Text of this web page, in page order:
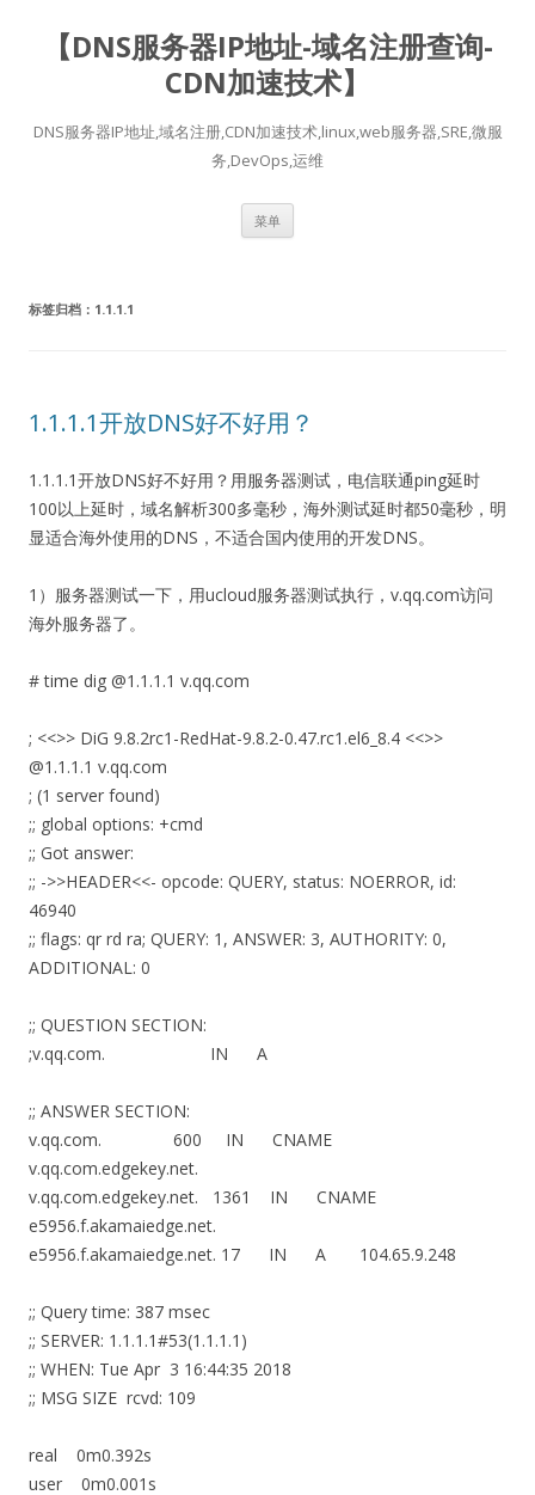
【DNS服务器IP地址-域名注册查询-
CDN加速技术】
DNS服务器IP地址,域名注册,CDN加速技术,linux,web服务器,SRE,微服
务,DevOps,运维
菜单
标签归档： 1.1.1.1
1.1.1.1开放DNS好不好用？
1.1.1.1开放DNS好不好用？用服务器测试，电信联通ping延时
100以上延时，域名解析300多毫秒，海外测试延时都50毫秒，明
显适合海外使用的DNS，不适合国内使用的开发DNS。
1）服务器测试一下，用ucloud服务器测试执行，v.qq.com访问
海外服务器了。
# time dig @1.1.1.1 v.qq.com
; <<>> DiG 9.8.2rc1-RedHat-9.8.2-0.47.rc1.el6_8.4 <<>>
@1.1.1.1 v.qq.com
; (1 server found)
;; global options: +cmd
;; Got answer:
;; ->>HEADER<<- opcode: QUERY, status: NOERROR, id:
46940
;; flags: qr rd ra; QUERY: 1, ANSWER: 3, AUTHORITY: 0,
ADDITIONAL: 0
;; QUESTION SECTION:
;v.qq.com. IN A
;; ANSWER SECTION:
v.qq.com. 600 IN CNAME
v.qq.com.edgekey.net.
v.qq.com.edgekey.net. 1361 IN CNAME
e5956.f.akamaiedge.net.
e5956.f.akamaiedge.net. 17 IN A 104.65.9.248
;; Query time: 387 msec
;; SERVER: 1.1.1.1#53(1.1.1.1)
;; WHEN: Tue Apr 3 16:44:35 2018
;; MSG SIZE rcvd: 109
real 0m0.392s
user 0m0.001s